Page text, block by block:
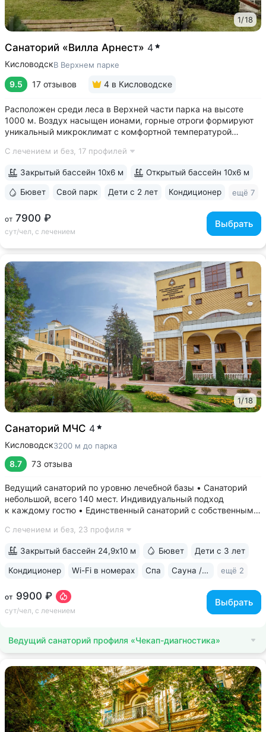
1/18
Санаторий «Вилла Арнест» 4
КисловодскВ Верхнем парке
9.5 17 отзывов 4 в Кисловодске
Расположен среди леса в Верхней части парка на высоте
1000 м. Воздух насыщен ионами, горные отроги формируют
уникальный микроклимат с комфортной температурой
№ 2Б Кисловодского парка • Один из лучших вариантов для
С лечением и без, 17 профилей
от 7900 ₽
сут/чел, с лечением
Выбрать
Закрытый бассейн 10х6 м Открытый бассейн 10х6 м
Бювет Свой парк Дети с 2 лет Кондиционер ещё 7
1/18
Санаторий МЧС 4
Кисловодск3200 м до парка
8.7 73 отзыва
Ведущий санаторий по уровню лечебной базы • Санаторий
небольшой, всего 140 мест. Индивидуальный подход
к каждому гостю • Единственный санаторий c собственными
комплекс CON-TREX (Германия) для диагностики
С лечением и без, 23 профиля
от 9900 ₽
сут/чел, с лечением
Выбрать
Закрытый бассейн 24,9х10 м Бювет Дети с 3 лет
Кондиционер Wi-Fi в номерах Спа Сауна / хаммам ещё 2
Ведущий санаторий профиля «Чекап-диагностика»